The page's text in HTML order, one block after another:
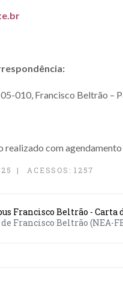
010, Francisco Beltrão –
realizado com
ACESSOS: 1257
Francisco Beltrão - Carta
Francisco Beltrão (NEA-